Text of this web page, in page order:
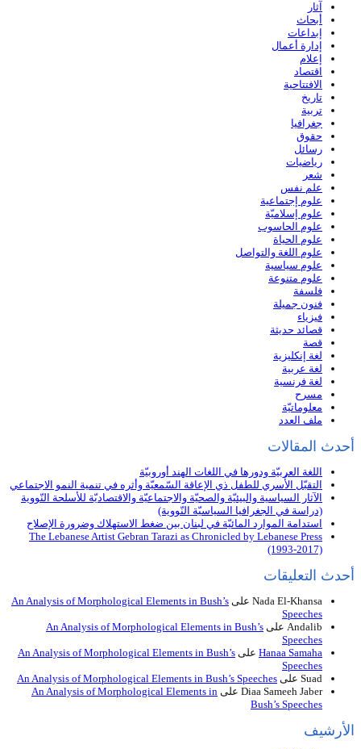
آثار
أبحاث
إبداعات
إدارة أعمال
إعلام
اقتصاد
الافتتاحية
تاريخ
تربية
جغرافيا
حقوق
رسائل
رياضيات
شعر
علم نفس
علوم إجتماعية
علوم إسلاميّة
علوم الحاسوب
علوم الحياة
علوم اللغة والتواصل
علوم سياسية
علوم متنوعة
فلسفة
فنون جميلة
فيزياء
قصائد حديثة
قصة
لغة إنكليزية
لغة عربية
لغة فرنسية
مسرح
معلوماتيّة
ملف العدد
أحدث المقالات
اللغة العربيّة ودورها في اللغات الهند أوروبيّة
التقبّل الأُسري للطفل ذي الإعاقة السّمعيّة وأثره في تنمية النمو الاجتماعي
الآثار السياسية والبيئيّة والصحيّة والاجتماعيّة والاقتصاديّة للأسلحة النّووية
(دراسة في الجغرافيا السياسيّة النّووية)
استدامة الموارد المائيّة في لبنان بين ضغط الاستهلاك وضرورة الإصلاح
The Lebanese Artist Gebran Tarazi as Chronicled by Lebanese Press
(1993-2017)
أحدث التعليقات
Nada El-Khansa على An Analysis of Morphological Elements in Bush’s
Speeches
Andalib على An Analysis of Morphological Elements in Bush’s
Speeches
Hanaa Samaha على An Analysis of Morphological Elements in Bush’s
Speeches
Suad على An Analysis of Morphological Elements in Bush’s Speeches
Diaa Sameeh Jaber على An Analysis of Morphological Elements in
Bush’s Speeches
الأرشيف